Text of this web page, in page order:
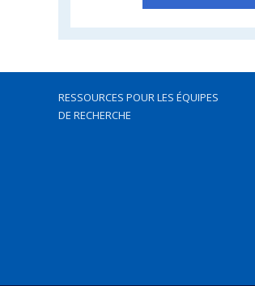
RESSOURCES POUR LES ÉQUIPES
DE RECHERCHE